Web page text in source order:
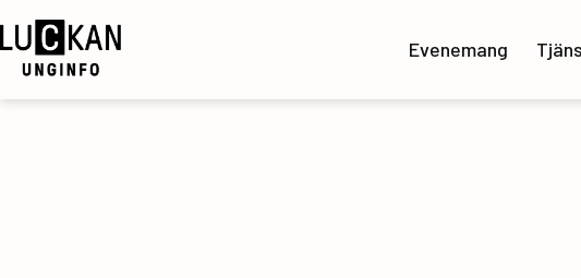
Hoppa
till
innehåll
UngInfo
Evenemang